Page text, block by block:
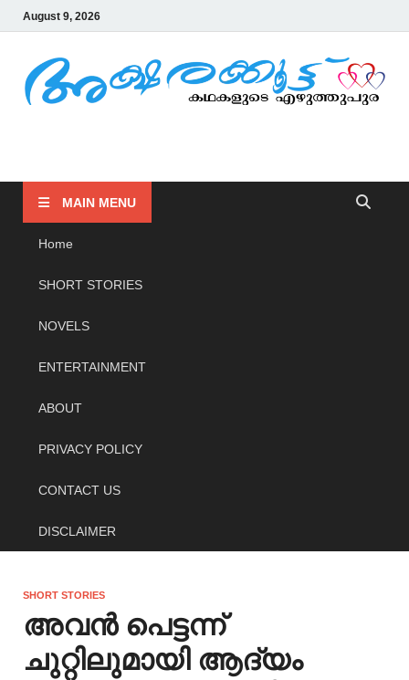
August 9, 2026
MAIN MENU
Home
SHORT STORIES
NOVELS
ENTERTAINMENT
ABOUT
PRIVACY POLICY
CONTACT US
DISCLAIMER
SHORT STORIES
അവൻ പെട്ടന്ന്
ചുറ്റിലുമായി ആദ്യം